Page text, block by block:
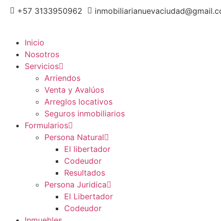
+57 3133950962
Inicio
Nosotros
Servicios
Arriendos
Venta y Avalúos
Arreglos locativos
Seguros inmobiliarios
Formularios
Persona Natural
El libertador
Codeudor
Resultados
Persona Juridica
El Libertador
Codeudor